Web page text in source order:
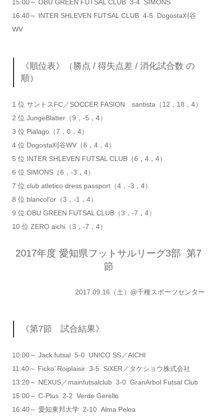
15:00～ OBU GREEN FUTSAL CLUB 3-4 SIMONS
16:40～ INTER SHLEVEN FUTSAL CLUB 4-5 Dogosta刈谷
WV
《順位表》（勝点 / 得失点差 / 消化試合数 の
順）
1 位 サントスFC／SOCCER FASION santista（12，18，4）
2 位 JungeBlatter（9，-5，4）
3 位 Pialago（7，0，4）
4 位 Dogosta刈谷WV（6，4，4）
5 位 INTER SHLEVEN FUTSAL CLUB（6，4，4）
6 位 SIMONS（6，-3，4）
7 位 club atletico dress passport（4，-3，4）
8 位 blancol’or（3，-1，4）
9 位 OBU GREEN FUTSAL CLUB（3，-7，4）
10 位 ZERO aichi（3，-7，4）
2017年度 愛知県フットサルリーグ3部 第7
節
2017.09.16（土）@千種スポーツセンター
《第7節 試合結果》
10:00～ Jack futsal 5-0 UNICO SS／AICHI
11:40～ Ficko’ Roiplaisir 3-5 SiXER／タケショウ株式会社
13:20～ NEXUS／mainfutsalclub 3-0 GranArbol Futsal Club
15:00～ C-Plus 2-2 Verde Gerello
16:40～ 愛知東邦大学 2-10 Alma Pelea